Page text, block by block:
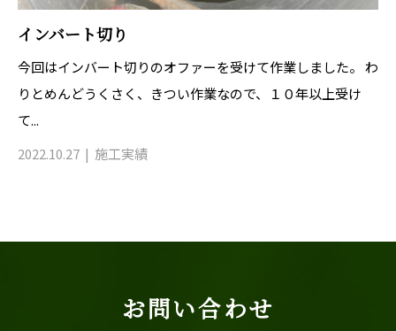
インバート切り
今回はインバート切りのオファーを受けて作業しました。 わ
りとめんどうくさく、きつい作業なので、１０年以上受け
て...
2022.10.27
施工実績
お問い合わせ